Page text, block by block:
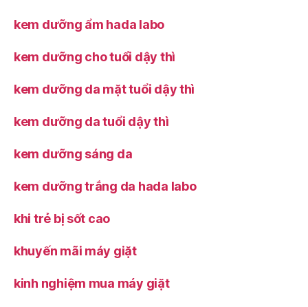
kem dưỡng ẩm hada labo
kem dưỡng cho tuổi dậy thì
kem dưỡng da mặt tuổi dậy thì
kem dưỡng da tuổi dậy thì
kem dưỡng sáng da
kem dưỡng trắng da hada labo
khi trẻ bị sốt cao
khuyến mãi máy giặt
kinh nghiệm mua máy giặt